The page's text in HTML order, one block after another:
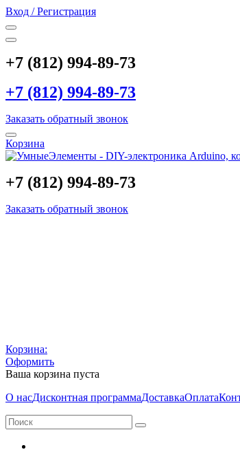
Вход / Регистрация
+7 (812) 994-89-73
+7 (812) 994-89-73
Заказать обратный звонок
Корзина
+7 (812) 994-89-73
Заказать обратный звонок
Корзина:
Оформить
Ваша корзина пуста
О насДисконтная программаДоставкаОплата